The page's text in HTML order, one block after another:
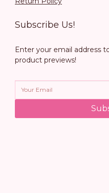
Subscribe Us!
Enter your email address
product previews!